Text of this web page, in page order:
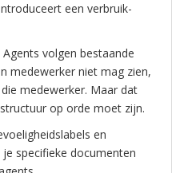
een verbruik-
Agents volgen bestaande
medewerker niet mag zien,
medewerker. Maar dat
op orde moet zijn.
en
specifieke documenten